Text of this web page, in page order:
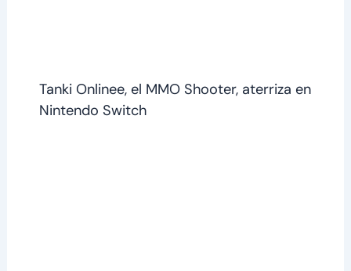
Tanki Onlinee, el MMO Shooter, aterriza en
Nintendo Switch